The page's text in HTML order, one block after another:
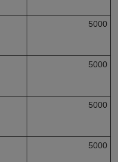
5000
5000
5000
5000